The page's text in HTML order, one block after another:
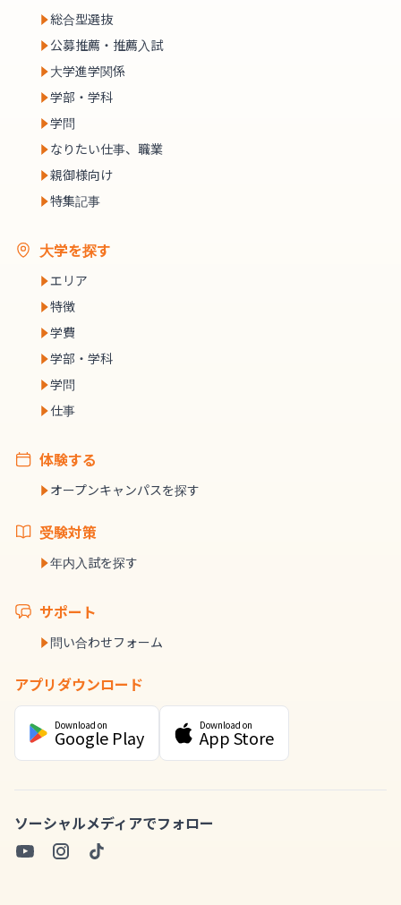
総合型選抜
公募推薦・推薦入試
大学進学関係
学部・学科
学問
なりたい仕事、職業
親御様向け
特集記事
大学を探す
エリア
特徴
学費
学部・学科
学問
仕事
体験する
オープンキャンパスを探す
受験対策
年内入試を探す
サポート
問い合わせフォーム
アプリダウンロード
Download on
Google Play
Download on
App Store
ソーシャルメディアでフォロー